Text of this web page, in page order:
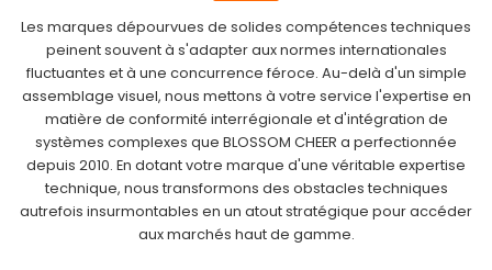
Les marques dépourvues de solides compétences techniques
peinent souvent à s'adapter aux normes internationales
fluctuantes et à une concurrence féroce. Au-delà d'un simple
assemblage visuel, nous mettons à votre service l'expertise en
matière de conformité interrégionale et d'intégration de
systèmes complexes que BLOSSOM CHEER a perfectionnée
depuis 2010. En dotant votre marque d'une véritable expertise
technique, nous transformons des obstacles techniques
autrefois insurmontables en un atout stratégique pour accéder
aux marchés haut de gamme.